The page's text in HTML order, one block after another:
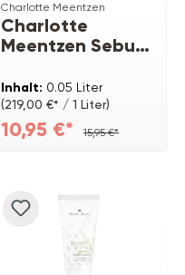
Charlotte Meentzen
Charlotte
Meentzen Sebum
Creme
Inhalt: 0.05 Liter
(219,00 €* / 1 Liter)
10,95 €* 15,95 €*